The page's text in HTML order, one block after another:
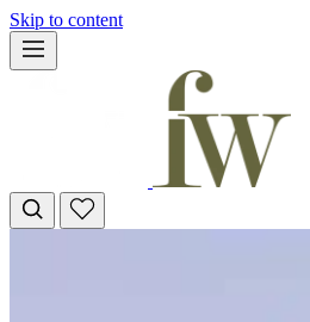
Skip to content